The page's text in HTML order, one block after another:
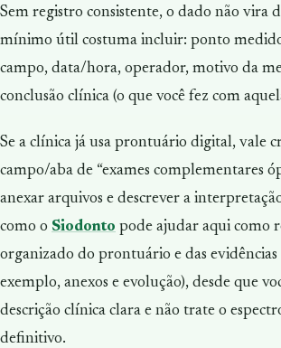
Sem registro consistente, o dado não vira
mínimo útil costuma incluir: ponto
campo, data/hora, operador, motivo da
conclusão clínica (o que você fez com
Se a clínica já usa prontuário digital, vale
campo/aba de “exames complementares
anexar arquivos e descrever a
como o Siodonto pode ajudar aqui como
organizado do prontuário e das evidências
exemplo, anexos e evolução), desde que
descrição clínica clara e não trate o
definitivo.